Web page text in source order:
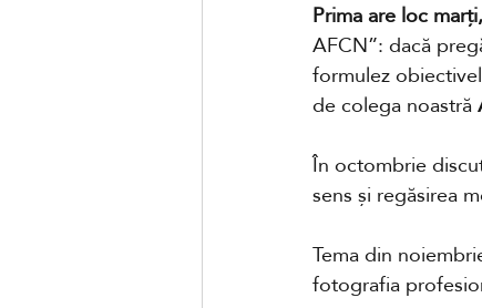
Prima are loc
AFCN”: dacă
formulez
de colega noastră
În octombrie
sens și regăsirea
Tema din
fotografia